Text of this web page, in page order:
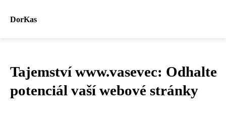
DorKas
Tajemství www.vasevec: Odhalte
potenciál vaší webové stránky